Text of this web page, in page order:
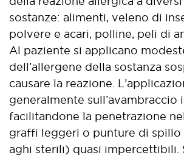
sostanze: alimenti, veleno di
polvere e acari, polline, peli di
Al paziente si applicano
dell’allergene della sostanza
causare la reazione.
generalmente sull’avambraccio
facilitandone la penetrazione
graffi leggeri o punture di
aghi sterili) quasi impercettibili.